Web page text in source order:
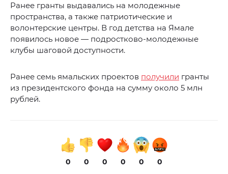
Ранее гранты выдавались на молодежные
пространства, а также патриотические и
волонтерские центры. В год детства на Ямале
появилось новое — подростково-молодежные
клубы шаговой доступности.
Ранее семь ямальских проектов получили гранты
из президентского фонда на сумму около 5 млн
рублей.
0 0 0 0 0 0